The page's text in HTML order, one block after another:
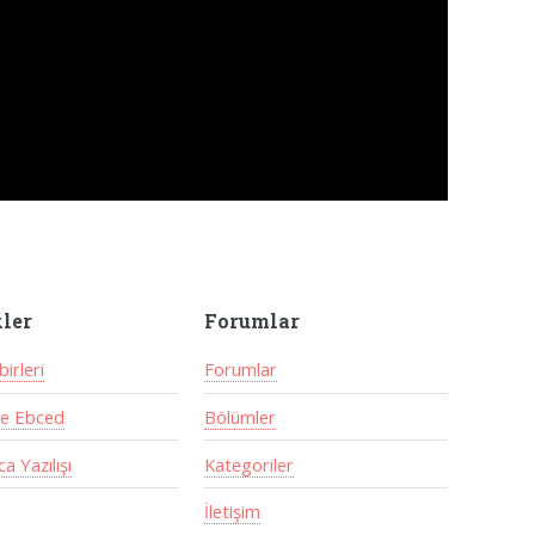
Ebced
Yazılışı
Forumlar
Forumlar
Bölümler
Kategoriler
İletişim